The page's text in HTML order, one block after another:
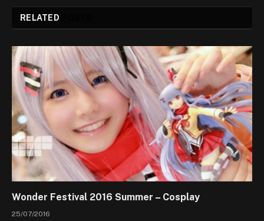
RELATED
Wonder Festival 2016 Summer – Cosplay
25/07/2016